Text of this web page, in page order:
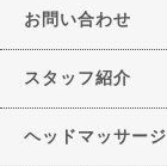
お問い合わせ
スタッフ紹介
ヘッドマッサージ